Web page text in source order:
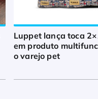
Luppet lança toca
em produto
o varejo pet